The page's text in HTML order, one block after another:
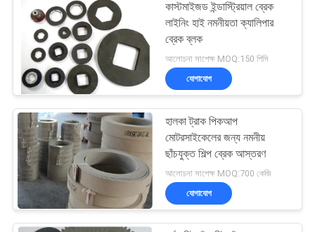
কাস্টমাইজড ইন্ডাস্ট্রিয়াল ব্রেক
লাইনিং হাই নমনীয়তা ক্যালিপার
ব্রেক ব্লক
আলোচনা সাপেক্ষ MOQ:150 পিসি
যোগাযোগ
হালকা ট্রাক পিকআপ
মোটরসাইকেলের জন্য নমনীয়
ছাঁচযুক্ত শিল্প ব্রেক আস্তরণ
আলোচনা সাপেক্ষ MOQ:700 কেজি
যোগাযোগ